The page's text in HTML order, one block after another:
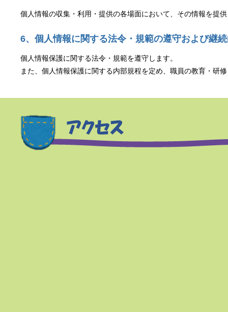
個人情報の収集・利用・提供の各場面において、その情報を提
6、個人情報に関する法令・規範の遵守および継
個人情報保護に関する法令・規範を遵守します。
また、個人情報保護に関する内部規程を定め、職員の教育・研